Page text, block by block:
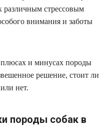
различным стрессовым
внимания и заботы
плюсах и минусах породы
решение, стоит ли
нет.
породы собак в